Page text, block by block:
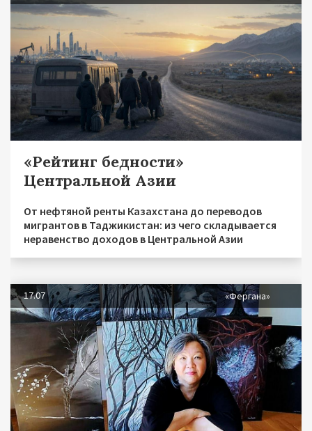
«Рейтинг бедности»
Центральной Азии
От нефтяной ренты Казахстана до переводов
мигрантов в Таджикистан: из чего складывается
неравенство доходов в Центральной Азии
17.07 «Фергана»